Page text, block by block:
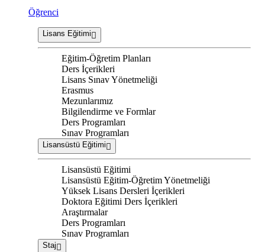
Öğrenci
Lisans Eğitimi
Eğitim-Öğretim Planları
Ders İçerikleri
Lisans Sınav Yönetmeliği
Erasmus
Mezunlarımız
Bilgilendirme ve Formlar
Ders Programları
Sınav Programları
Lisansüstü Eğitimi
Lisansüstü Eğitimi
Lisansüstü Eğitim-Öğretim Yönetmeliği
Yüksek Lisans Dersleri İçerikleri
Doktora Eğitimi Ders İçerikleri
Araştırmalar
Ders Programları
Sınav Programları
Staj